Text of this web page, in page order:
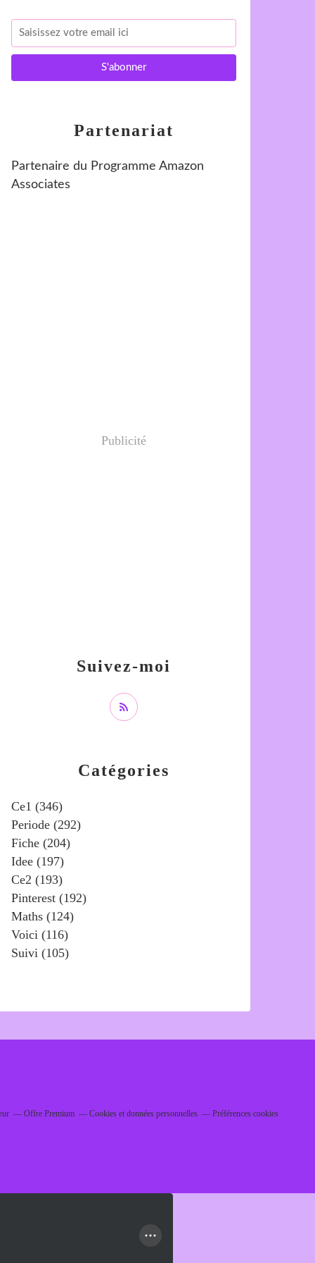
Catégories
Ce1 (346)
Periode (292)
Fiche (204)
Idee (197)
Ce2 (193)
Pinterest (192)
Maths (124)
Voici (116)
Suivi (105)
Suivez-moi
Partenariat
Partenaire du Programme Amazon
Associates
Publicité
Offre Premium Cookies et données personnelles Préférences cookies